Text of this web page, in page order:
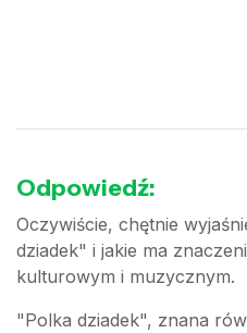
Odpowiedź:
Oczywiście, chętnie
dziadek" i jakie ma
kulturowym i muzycznym.
"Polka dziadek", znana